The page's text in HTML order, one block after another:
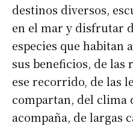
destinos diversos,
en el mar y disfrutar
especies que habitan
sus beneficios, de las
ese recorrido, de las
compartan, del clima
acompaña, de largas